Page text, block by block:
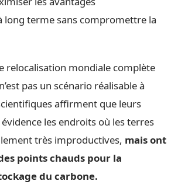
long terme sans compromettre la
relocalisation mondiale complète
pas un scénario réalisable à
affirment que leurs
les endroits où les terres
très improductives, mais ont
points chauds pour la
du carbone.